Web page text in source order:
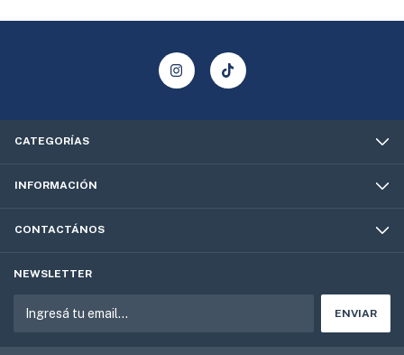
CATEGORÍAS
INFORMACIÓN
CONTACTÁNOS
NEWSLETTER